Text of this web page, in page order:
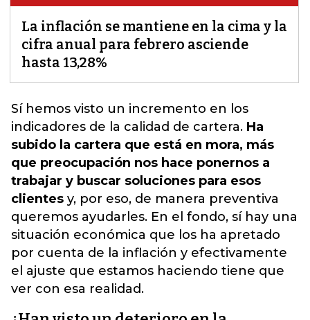
La inflación se mantiene en la cima y la
cifra anual para febrero asciende
hasta 13,28%
Sí hemos visto un incremento en los
indicadores de la calidad de cartera. Ha
subido la cartera que está en mora, más
que preocupación nos hace ponernos a
trabajar y buscar soluciones para esos
clientes y, por eso, de manera preventiva
queremos ayudarles. En el fondo, sí hay una
situación económica que los ha apretado
por cuenta de la inflación y efectivamente
el ajuste que estamos haciendo tiene que
ver con esa realidad.